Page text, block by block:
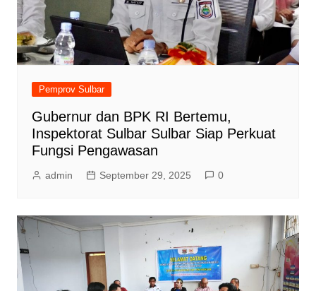
Pemprov Sulbar
Gubernur dan BPK RI Bertemu,
Inspektorat Sulbar Sulbar Siap Perkuat
Fungsi Pengawasan
admin September 29, 2025 0